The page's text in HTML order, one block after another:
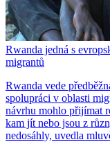
Rwanda jedná s
migrantů
Rwanda vede
spolupráci v oblasti
návrhu mohlo přijímat
kam jít nebo jsou z
nedosáhly, uvedla